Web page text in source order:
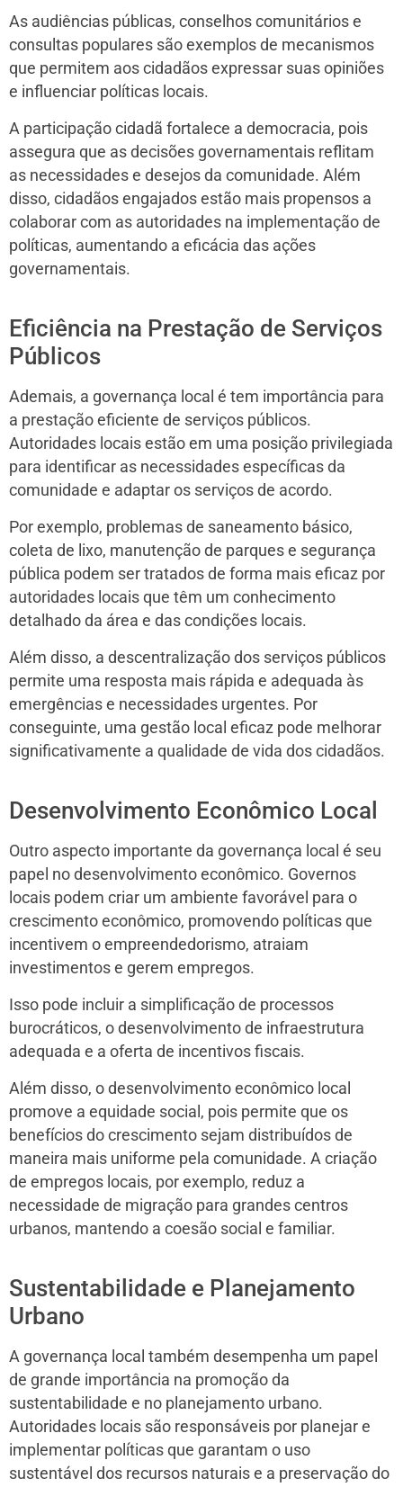
As audiências públicas, conselhos comunitários e
consultas populares são exemplos de mecanismos
que permitem aos cidadãos expressar suas opiniões
e influenciar políticas locais.
A participação cidadã fortalece a democracia, pois
assegura que as decisões governamentais reflitam
as necessidades e desejos da comunidade. Além
disso, cidadãos engajados estão mais propensos a
colaborar com as autoridades na implementação de
políticas, aumentando a eficácia das ações
governamentais.
Eficiência na Prestação de Serviços
Públicos
Ademais, a governança local é tem importância para
a prestação eficiente de serviços públicos.
Autoridades locais estão em uma posição privilegiada
para identificar as necessidades específicas da
comunidade e adaptar os serviços de acordo.
Por exemplo, problemas de saneamento básico,
coleta de lixo, manutenção de parques e segurança
pública podem ser tratados de forma mais eficaz por
autoridades locais que têm um conhecimento
detalhado da área e das condições locais.
Além disso, a descentralização dos serviços públicos
permite uma resposta mais rápida e adequada às
emergências e necessidades urgentes. Por
conseguinte, uma gestão local eficaz pode melhorar
significativamente a qualidade de vida dos cidadãos.
Desenvolvimento Econômico Local
Outro aspecto importante da governança local é seu
papel no desenvolvimento econômico. Governos
locais podem criar um ambiente favorável para o
crescimento econômico, promovendo políticas que
incentivem o empreendedorismo, atraiam
investimentos e gerem empregos.
Isso pode incluir a simplificação de processos
burocráticos, o desenvolvimento de infraestrutura
adequada e a oferta de incentivos fiscais.
Além disso, o desenvolvimento econômico local
promove a equidade social, pois permite que os
benefícios do crescimento sejam distribuídos de
maneira mais uniforme pela comunidade. A criação
de empregos locais, por exemplo, reduz a
necessidade de migração para grandes centros
urbanos, mantendo a coesão social e familiar.
Sustentabilidade e Planejamento
Urbano
A governança local também desempenha um papel
de grande importância na promoção da
sustentabilidade e no planejamento urbano.
Autoridades locais são responsáveis por planejar e
implementar políticas que garantam o uso
sustentável dos recursos naturais e a preservação do